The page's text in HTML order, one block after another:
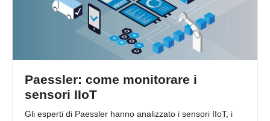
Paessler: come monitorare i
sensori IIoT
Gli esperti di Paessler hanno analizzato i sensori IIoT, i